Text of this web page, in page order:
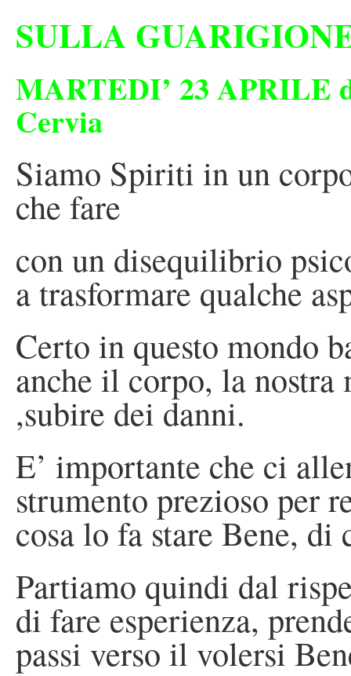
SULLA
MARTEDI’ 23 APRILE
Cervia
Siamo Spiriti in un
che fare
con un disequilibrio
a trasformare qualche
Certo in questo mondo
anche il corpo, la nostra
,subire dei danni.
E’ importante che ci
strumento prezioso per
cosa lo fa stare Bene, di
Partiamo quindi dal
di fare esperienza,
passi verso il volersi